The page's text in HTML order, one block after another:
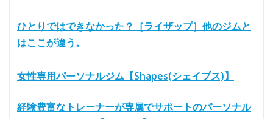
ひとりではできなかった？［ライザップ］他のジムと
はここが違う。
女性専用パーソナルジム【Shapes(シェイプス)】
経験豊富なトレーナーが専属でサポートのパーソナル